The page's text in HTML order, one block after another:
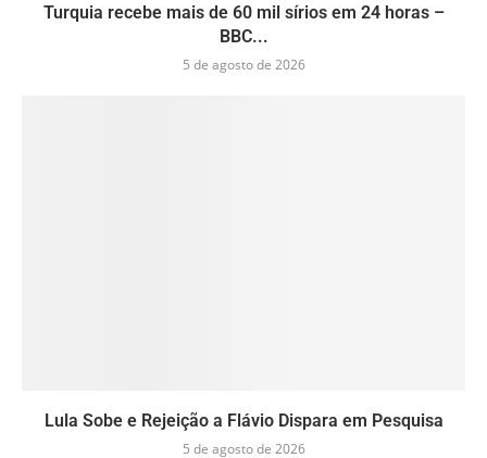
Turquia recebe mais de 60 mil sírios em 24 horas –
BBC...
5 de agosto de 2026
Lula Sobe e Rejeição a Flávio Dispara em Pesquisa
5 de agosto de 2026